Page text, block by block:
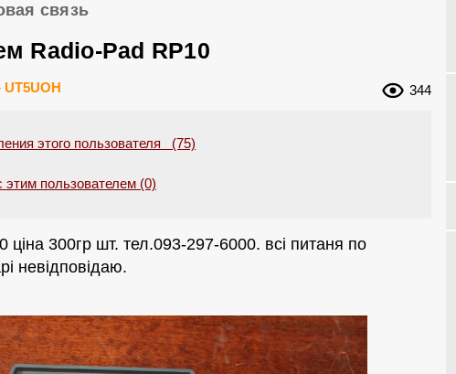
связь
Radio-Pad RP10
UT5UOH 344
этого пользователя (75)
пользователем (0)
300гр шт. тел.093-297-6000. всі питаня по
невідповідаю.